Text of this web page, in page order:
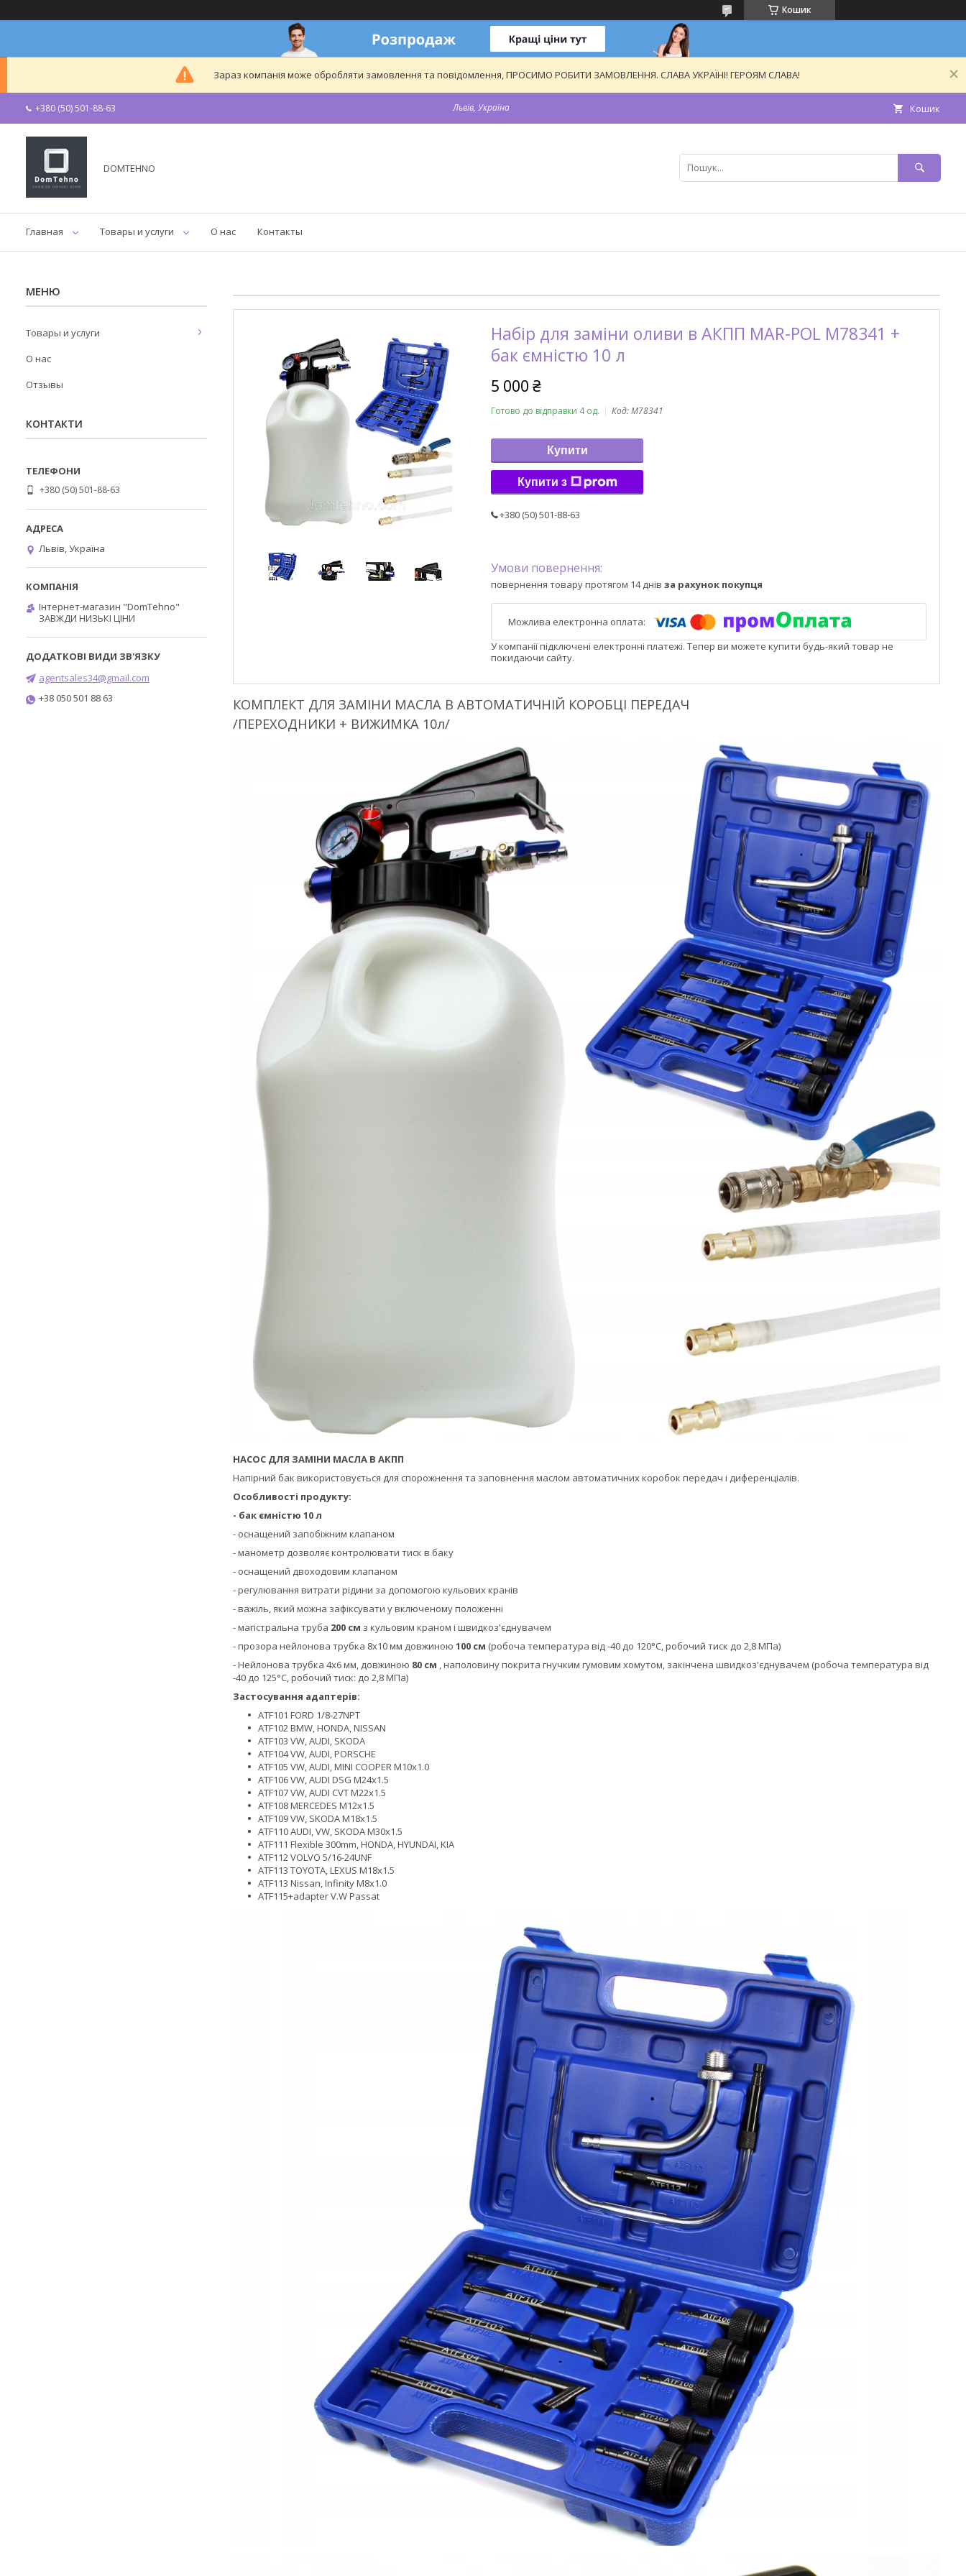
Кошик
Зараз компанія може обробляти замовлення та повідомлення, ПРОСИМО РОБИТИ ЗАМОВЛЕННЯ. СЛАВА УКРАЇНІ! ГЕРОЯМ СЛАВА!
+380 (50) 501-88-63 Львів, Україна Кошик
DOMTEHNO
Главная Товары и услуги О нас Контакты
Набір для заміни оливи в АКПП MAR-POL M78341 +
бак ємністю 10 л
5 000 ₴
Готово до відправки 4 од. Код:M78341
Купити
Купити з
+380 (50) 501-88-63
повернення товару протягом 14 днів за рахунок покупця
У компанії підключені електронні платежі. Тепер ви можете купити будь-який товар не
покидаючи сайту.
КОМПЛЕКТ ДЛЯ ЗАМІНИ МАСЛА В АВТОМАТИЧНІЙ КОРОБЦІ ПЕРЕДАЧ
/ПЕРЕХОДНИКИ + ВИЖИМКА 10л/
НАСОС ДЛЯ ЗАМІНИ МАСЛА В АКПП
Напірний бак використовується для спорожнення та заповнення маслом автоматичних коробок передач і диференціалів.
Особливості продукту:
- бак ємністю 10 л
- оснащений запобіжним клапаном
- манометр дозволяє контролювати тиск в баку
- оснащений двоходовим клапаном
- регулювання витрати рідини за допомогою кульових кранів
- важіль, який можна зафіксувати у включеному положенні
- магістральна труба 200 см з кульовим краном і швидкоз'єднувачем
- прозора нейлонова трубка 8х10 мм довжиною 100 см (робоча температура від -40 до 120°C, робочий тиск до 2,8 МПа)
- Нейлонова трубка 4х6 мм, довжиною 80 см , наполовину покрита гнучким гумовим хомутом, закінчена швидкоз'єднувачем (робоча температура від
-40 до 125°C, робочий тиск: до 2,8 МПа)
Застосування адаптерів:
ATF101 FORD 1/8-27NPT
ATF102 BMW, HONDA, NISSAN
ATF103 VW, AUDI, SKODA
ATF104 VW, AUDI, PORSCHE
ATF105 VW, AUDI, MINI COOPER M10x1.0
ATF106 VW, AUDI DSG M24x1.5
ATF107 VW, AUDI CVT M22x1.5
ATF108 MERCEDES M12x1.5
ATF109 VW, SKODA M18x1.5
ATF110 AUDI, VW, SKODA M30x1.5
ATF111 Flexible 300mm, HONDA, HYUNDAI, KIA
ATF112 VOLVO 5/16-24UNF
ATF113 TOYOTA, LEXUS M18x1.5
ATF113 Nissan, Infinity M8x1.0
ATF115+adapter V.W Passat
Товары и услуги
О нас
Отзывы
КОНТАКТИ
+380 (50) 501-88-63
Львів, Україна
Інтернет-магазин "DomTehno"
ЗАВЖДИ НИЗЬКІ ЦІНИ
agentsales34@gmail.com
+38 050 501 88 63